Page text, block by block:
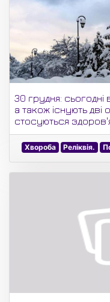
30 грудня: сьогодні
а також існують дві
стосуються
Хвороба Реліквія.